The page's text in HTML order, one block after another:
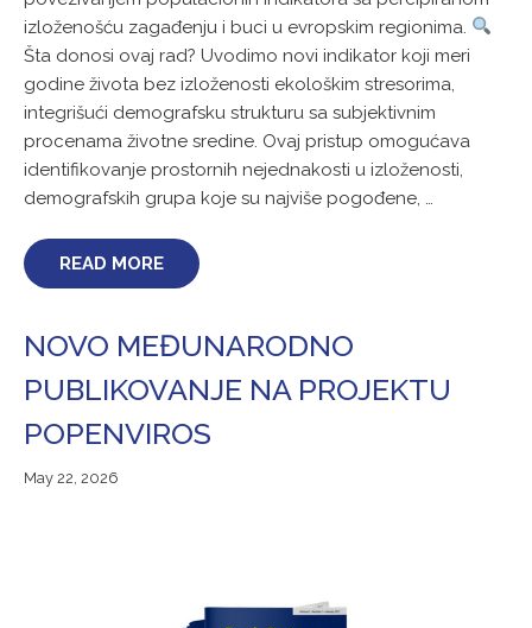
izloženošću zagađenju i buci u evropskim regionima.
Šta donosi ovaj rad? Uvodimo novi indikator koji meri
godine života bez izloženosti ekološkim stresorima,
integrišući demografsku strukturu sa subjektivnim
procenama životne sredine. Ovaj pristup omogućava
identifikovanje prostornih nejednakosti u izloženosti,
demografskih grupa koje su najviše pogođene, …
READ MORE
NOVO MEĐUNARODNO
PUBLIKOVANJE NA PROJEKTU
POPENVIROS
May 22, 2026